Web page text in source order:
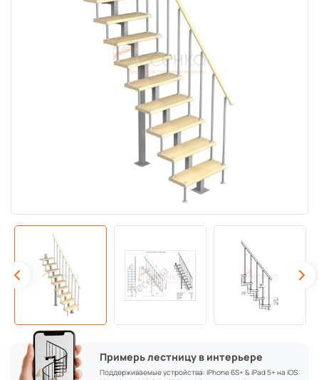
Примерь лестницу в интерьере
Поддерживаемые устройства: iPhone 6S+ & iPad 5+ на iOS